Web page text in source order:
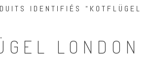
IDENTIFIÉS “KOTFLÜGEL
LONDON